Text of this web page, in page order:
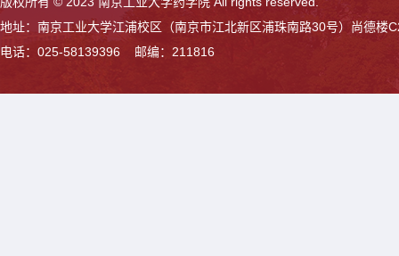
地址：南京工业大学江浦校区（南京市江北新区浦珠南路30号）尚德楼
电话：025-58139396 邮编：211816